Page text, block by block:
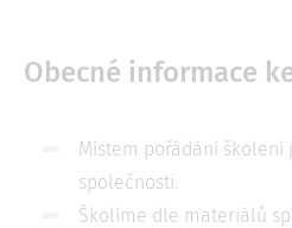
Obecné informace
Místem pořádání
společnosti.
Školíme dle materiálů